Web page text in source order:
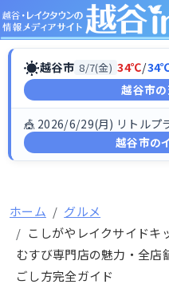
☀越谷市 8/7(金) 34℃/
越谷市
越谷市の
ホーム
グルメ
こしがやレイクサイド
むすび専門店の魅力・全店
ごし方完全ガイド